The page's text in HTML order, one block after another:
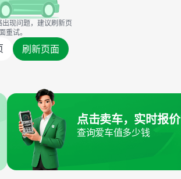
现问题，建议刷新页
面重试。
刷新页面
点击卖车，实时报价
查询爱车值多少钱